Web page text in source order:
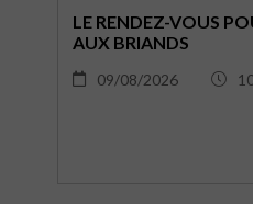
LE RENDEZ-VOUS
AUX BRIANDS
09/08/2026